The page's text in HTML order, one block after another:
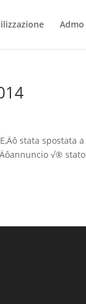
Admo
E‚Äô stata
√®